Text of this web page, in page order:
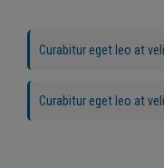
Curabitur eget leo at
Curabitur eget leo at